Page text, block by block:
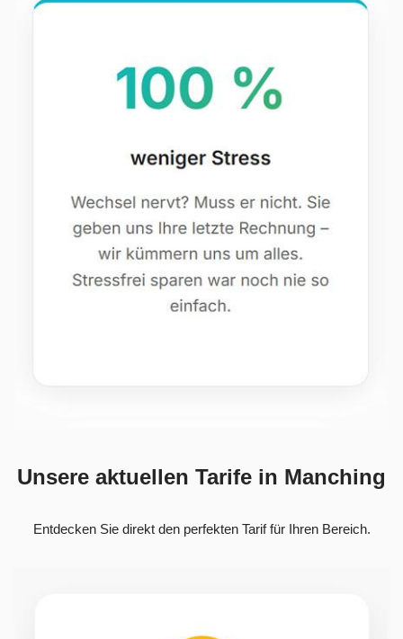
Unsere aktuellen Tarife in Manching
Entdecken Sie direkt den perfekten Tarif für Ihren Bereich.